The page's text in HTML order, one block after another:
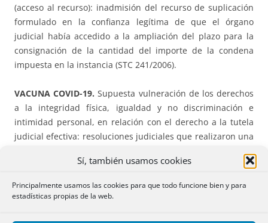
Sí, también usamos cookies
Principalmente usamos las cookies para que todo funcione bien y para
estadísticas propias de la web.
(acceso al recurso): inadmisión del recurso de suplicación
formulado en la confianza legítima de que el órgano
judicial había accedido a la ampliación del plazo para la
consignación de la cantidad del importe de la condena
impuesta en la instancia (STC 241/2006).
VACUNA COVID-19. Supuesta vulneración de los derechos
a la integridad física, igualdad y no discriminación e
intimidad personal, en relación con el derecho a la tutela
judicial efectiva: resoluciones judiciales que realizaron una
vulnerable y proporcionada a sus intereses, atendiendo a